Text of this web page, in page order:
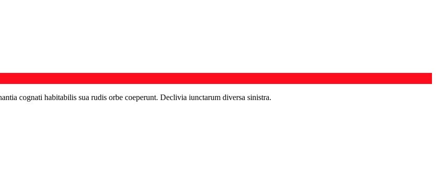
cognati habitabilis sua rudis orbe coeperunt. Declivia iunctarum diversa sinistra.